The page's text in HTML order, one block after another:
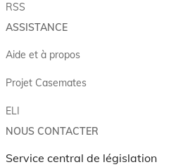
RSS
ASSISTANCE
Aide et à propos
Projet Casemates
ELI
NOUS CONTACTER
Service central de législation